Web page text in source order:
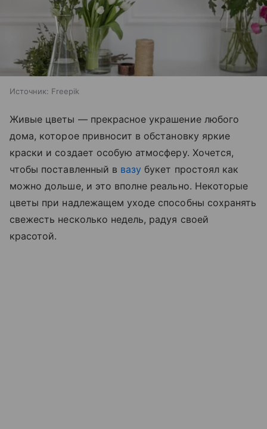
Источник: Freepik
Живые цветы — прекрасное украшение любого
дома, которое привносит в обстановку яркие
краски и создает особую атмосферу. Хочется,
чтобы поставленный в вазу букет простоял как
можно дольше, и это вполне реально. Некоторые
цветы при надлежащем уходе способны сохранять
свежесть несколько недель, радуя своей
красотой.